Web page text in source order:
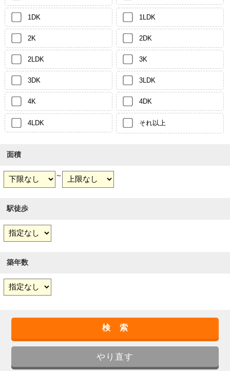
1DK 1LDK
2K 2DK
2LDK 3K
3DK 3LDK
4K 4DK
4LDK それ以上
面積
～
駅徒歩
築年数